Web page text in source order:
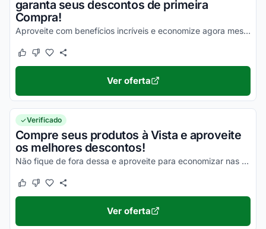
garanta seus descontos de primeira
Compra!
Aproveite com benefícios incríveis e economize agora mesmo nas suas compras!
Este cupom funcionou
Este cupom não funcionou
Ver oferta
Verificado
Compre seus produtos à Vista e aproveite
os melhores descontos!
Não fique de fora dessa e aproveite para economizar nas suas compras agora mesmo!
Este cupom funcionou
Este cupom não funcionou
Ver oferta